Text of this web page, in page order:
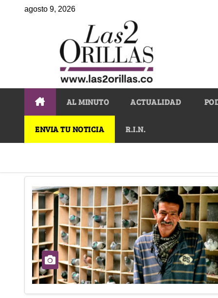
agosto 9, 2026
AL MINUTO ACTUALIDAD
ENVIA TU NOTICIA R.I.N.